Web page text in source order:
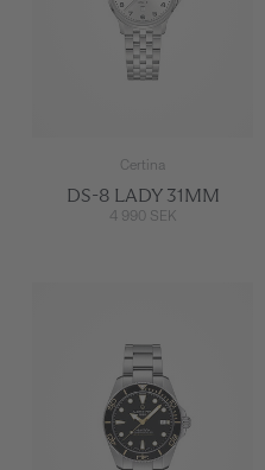
Certina
DS-8 LADY 31MM
4 990 SEK